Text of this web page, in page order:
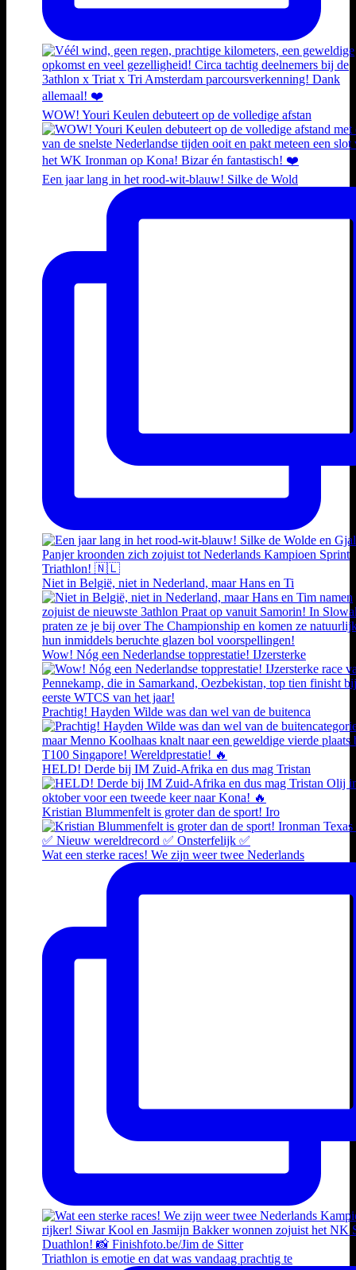
WOW! Youri Keulen debuteert op de volledige afstan
Een jaar lang in het rood-wit-blauw! Silke de Wold
Niet in België, niet in Nederland, maar Hans en Ti
Wow! Nóg een Nederlandse topprestatie! IJzersterke
Prachtig! Hayden Wilde was dan wel van de buitenca
HELD! Derde bij IM Zuid-Afrika en dus mag Tristan
Kristian Blummenfelt is groter dan de sport! Iro
Wat een sterke races! We zijn weer twee Nederlands
Triathlon is emotie en dat was vandaag prachtig te